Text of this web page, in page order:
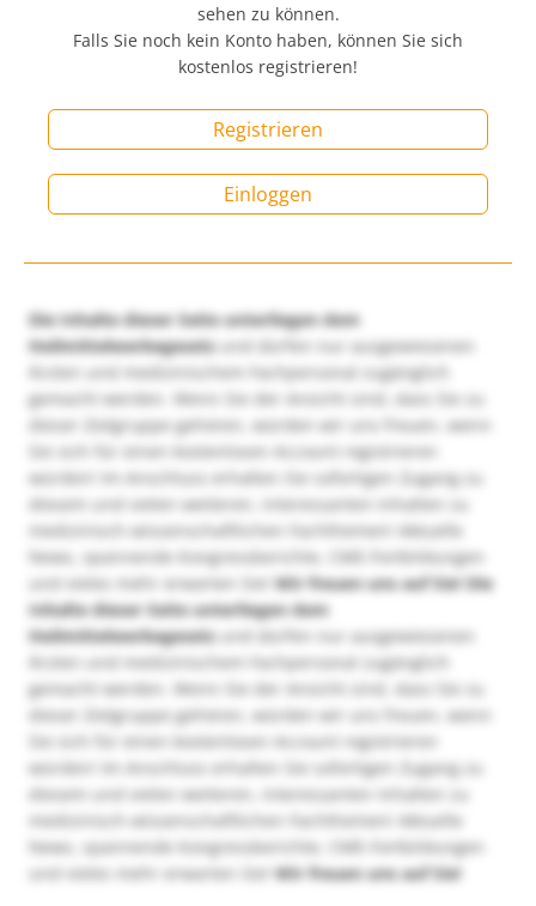
sehen zu können.
Falls Sie noch kein Konto haben, können Sie sich
kostenlos registrieren!
Registrieren
Einloggen
Die Inhalte dieser Seite unterliegen dem
Heilmittelwerbegesetzund dürfen nur ausgewiesenen
Ärzten und medizinischem Fachpersonal zugänglich
gemacht werden. Wenn Sie der Ansicht sind, dass Sie zu
dieser Zielgruppe gehören, würden wir uns freuen, wenn
Sie sich für einen kostenlosen Account registrieren
würden! Im Anschluss erhalten Sie sofortigen Zugang zu
diesem und vielen weiteren, interessanten Inhalten zu
medizinisch-wissenschaftlichen Fachthemen! Aktuelle
News, spannende Kongressberichte, CME-Fortbildungen
und vieles mehr erwarten Sie!Wir freuen uns auf Sie! Die
Inhalte dieser Seite unterliegen dem
Heilmittelwerbegesetzund dürfen nur ausgewiesenen
Ärzten und medizinischem Fachpersonal zugänglich
gemacht werden. Wenn Sie der Ansicht sind, dass Sie zu
dieser Zielgruppe gehören, würden wir uns freuen, wenn
Sie sich für einen kostenlosen Account registrieren
würden! Im Anschluss erhalten Sie sofortigen Zugang zu
diesem und vielen weiteren, interessanten Inhalten zu
medizinisch-wissenschaftlichen Fachthemen! Aktuelle
News, spannende Kongressberichte, CME-Fortbildungen
und vieles mehr erwarten Sie!Wir freuen uns auf Sie!